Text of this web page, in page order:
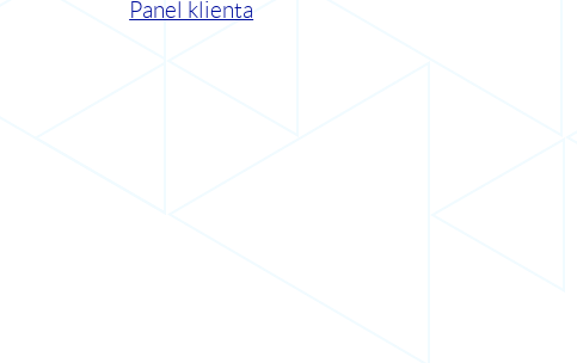
Panel klienta